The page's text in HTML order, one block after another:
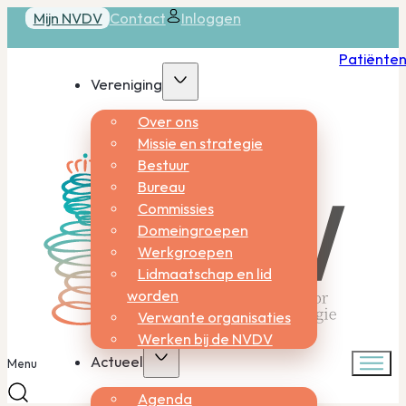
Mijn NVDV Contact Inloggen
Vereniging
Over ons
Missie en strategie
Bestuur
Bureau
Commissies
Domeingroepen
Werkgroepen
Lidmaatschap en lid
worden
Verwante organisaties
Werken bij de NVDV
Actueel
Agenda
Menu